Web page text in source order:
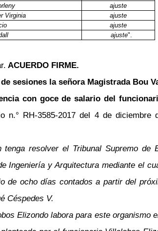
ajuste
Virginia
ajuste
ajuste
ajuste".
ACUERDO FIRME.
sesiones la señora Magistrada Bou
con goce de salario del
n.° RH-3585-2017 del 4 de
resolver el Tribunal Supremo de
Ingeniería y Arquitectura mediante el
de ocho días contados a partir del
Céspedes V.
Elizondo labora para este